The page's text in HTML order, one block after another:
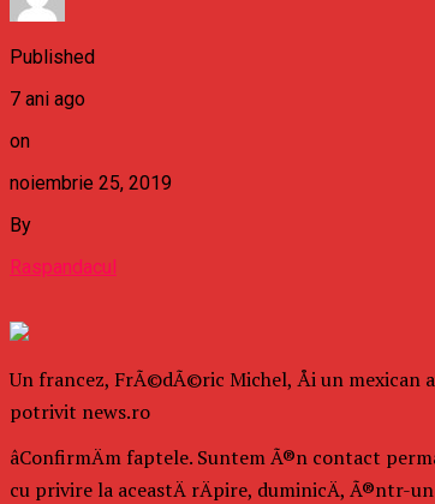
Published
7 ani ago
on
noiembrie 25, 2019
By
Raspandacul
Un francez, FrÃ©dÃ©ric Michel, Åi un mexican
potrivit news.ro
âConfirmÄm faptele. Suntem Ã®n contact
cu privire la aceastÄ rÄpire, duminicÄ,